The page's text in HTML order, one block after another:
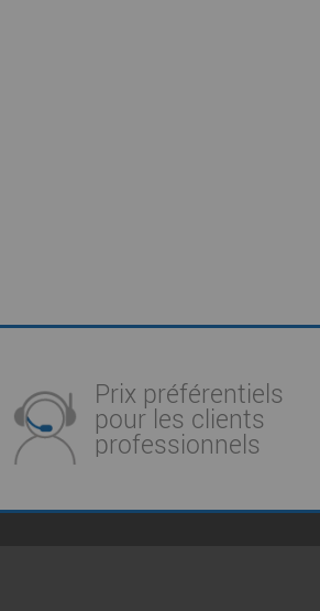
Prix préférentiels
pour les clients
professionnels